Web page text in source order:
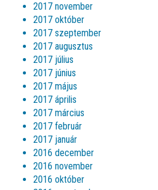
2017 november
2017 október
2017 szeptember
2017 augusztus
2017 július
2017 június
2017 május
2017 április
2017 március
2017 február
2017 január
2016 december
2016 november
2016 október